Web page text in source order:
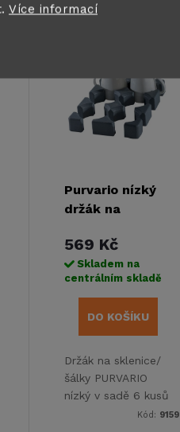
Více informací
Purvario nízký
držák na
sada 6 kusů
569 Kč
Skladem na
centrálním skladě
DO KOŠÍKU
Držák na sklenice/
šálky PURVARIO
nízký v sadě 6 kusů
vhodné pro použití
Kód: